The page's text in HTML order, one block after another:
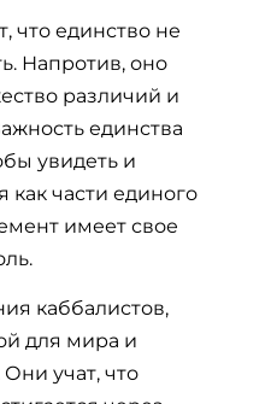
что единство не
Напротив, оно
различий и
единства
увидеть и
как части единого
имеет свое
каббалистов,
для мира и
учат, что